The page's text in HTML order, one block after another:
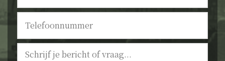
Telefoonnummer
Bericht